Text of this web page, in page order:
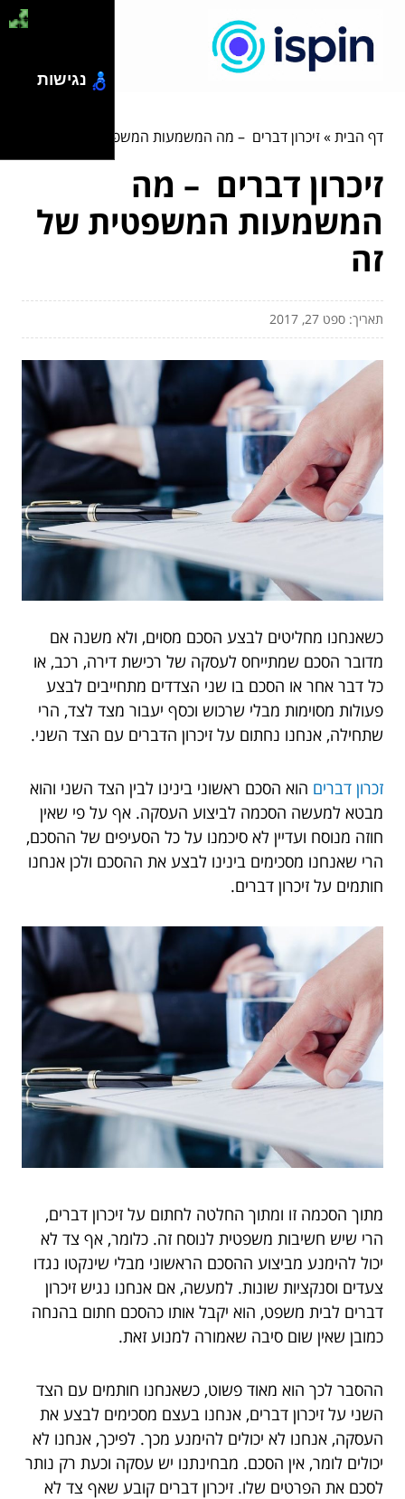
דף הבית»זיכרון דברים – מה המשמעות המשפטית של זה
זיכרון דברים – מה
המשמעות המשפטית של
זה
תאריך: ספט 27, 2017
כשאנחנו מחליטים לבצע הסכם מסוים, ולא משנה אם
מדובר הסכם שמתייחס לעסקה של רכישת דירה, רכב, או
כל דבר אחר או הסכם בו שני הצדדים מתחייבים לבצע
פעולות מסוימות מבלי שרכוש וכסף יעבור מצד לצד, הרי
שתחילה, אנחנו נחתום על זיכרון הדברים עם הצד השני.
זכרון דברים הוא הסכם ראשוני בינינו לבין הצד השני והוא
מבטא למעשה הסכמה לביצוע העסקה. אף על פי שאין
חוזה מנוסח ועדיין לא סיכמנו על כל הסעיפים של ההסכם,
הרי שאנחנו מסכימים בינינו לבצע את ההסכם ולכן אנחנו
חותמים על זיכרון דברים.
מתוך הסכמה זו ומתוך החלטה לחתום על זיכרון דברים,
הרי שיש חשיבות משפטית לנוסח זה. כלומר, אף צד לא
יכול להימנע מביצוע ההסכם הראשוני מבלי שינקטו נגדו
צעדים וסנקציות שונות. למעשה, אם אנחנו נגיש זיכרון
דברים לבית משפט, הוא יקבל אותו כהסכם חתום בהנחה
כמובן שאין שום סיבה שאמורה למנוע זאת.
ההסבר לכך הוא מאוד פשוט, כשאנחנו חותמים עם הצד
השני על זיכרון דברים, אנחנו בעצם מסכימים לבצע את
העסקה, אנחנו לא יכולים להימנע מכך. לפיכך, אנחנו לא
יכולים לומר, אין הסכם. מבחינתנו יש עסקה וכעת רק נותר
לסכם את הפרטים שלו. זיכרון דברים קובע שאף צד לא
נגישות